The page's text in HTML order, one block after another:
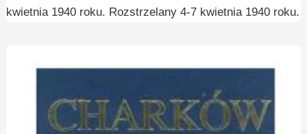
kwietnia 1940 roku. Rozstrzelany 4-7 kwietnia 1940 roku.